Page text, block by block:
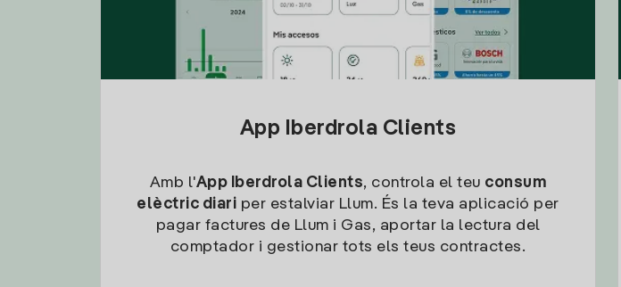
App Iberdrola Clients
Amb l'App Iberdrola Clients, controla el teu consum
elèctric diari per estalviar Llum. És la teva aplicació per
pagar factures de Llum i Gas, aportar la lectura del
comptador i gestionar tots els teus contractes.